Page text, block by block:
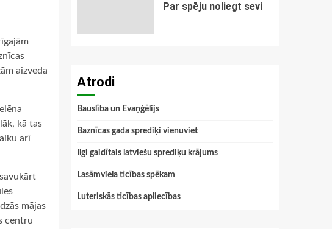
aizveda
kā tas
arī
mājas
centru
Par spēju noliegt sevi
Atrodi
Bauslība un Evaņģēlijs
Baznīcas gada sprediķi vienuviet
Ilgi gaidītais latviešu sprediķu krājums
Lasāmviela ticības spēkam
Luteriskās ticības apliecības